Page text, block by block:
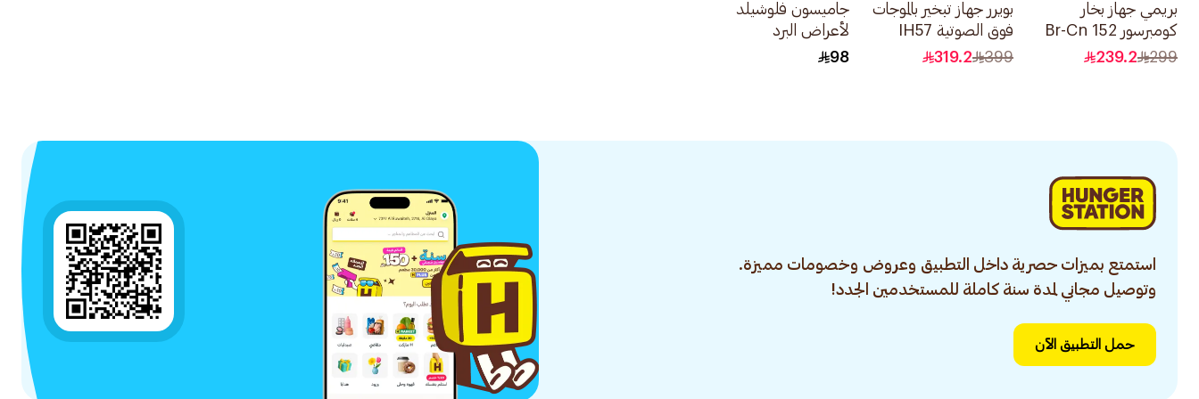
بريمي جهاز بخار
كومبرسور Br-Cn 152
1قطعة
299
239.2
بويرر جهاز تبخير بالموجات
فوق الصوتية IH57
1جهاز
399
319.2
جاميسون فلوشيلد
لأعراض البرد
20كبسولة
98
استمتع بميزات حصرية داخل التطبيق وعروض وخصومات مميزة.
وتوصيل مجاني لمدة سنة كاملة للمستخدمين الجدد!
حمل التطبيق الآن